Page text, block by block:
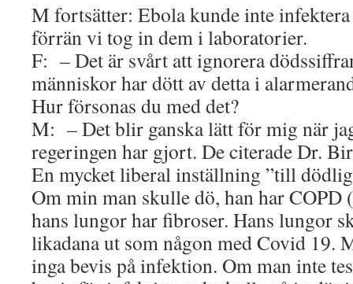
M fortsätter: Ebola kunde inte
förrän vi tog in dem i laboratorier.
F: – Det är svårt att ignorera
människor har dött av detta i
Hur försonas du med det?
M: – Det blir ganska lätt för mig när
regeringen har gjort. De citerade Dr.
En mycket liberal inställning ”till
Om min man skulle dö, han har
hans lungor har fibroser. Hans lungor
likadana ut som någon med Covid 19.
inga bevis på infektion. Om man inte